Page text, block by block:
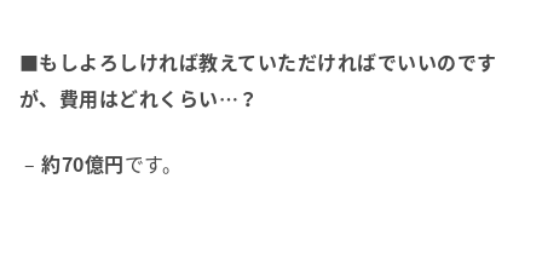
■もしよろしければ教えていただければでいいのです
が、費用はどれくらい…？
–約70億円です。